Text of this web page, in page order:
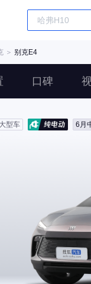
＞ 别克E4
口碑
型车 6月